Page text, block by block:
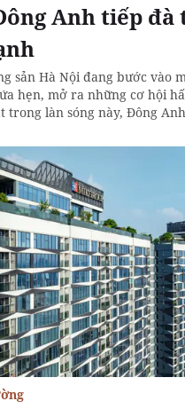
Anh tiếp đà
sản Hà Nội đang bước vào
hẹn, mở ra những cơ hội
trong làn sóng này, Đông